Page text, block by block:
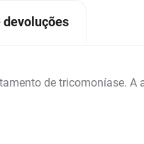
devoluções
de tricomoníase. A